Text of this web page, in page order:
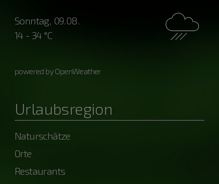
Sonntag, 09.08.
14 - 34 °C
powered by OpenWeather
Urlaubsregion
Naturschätze
Orte
Restaurants